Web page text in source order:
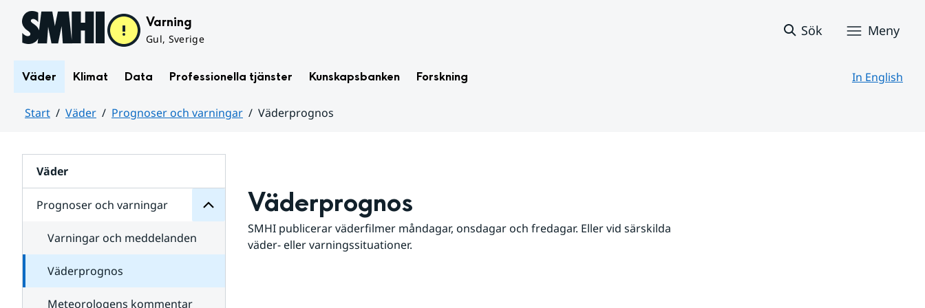
Hoppa till sidans innehåll Varning
Gul, Sverige
Sök Meny
Väder Klimat Data Professionella tjänster Kunskapsbanken Forskning In English
Start Väder Prognoser och varningar
Väderprognos
Väder
Prognoser och varningar
för
varningar
Varningar och meddelanden
Väderprognos
Meteorologens kommentar
Väderprognos
SMHI publicerar väderfilmer måndagar, onsdagar och fredagar. Eller vid särskilda
väder- eller varningssituationer.